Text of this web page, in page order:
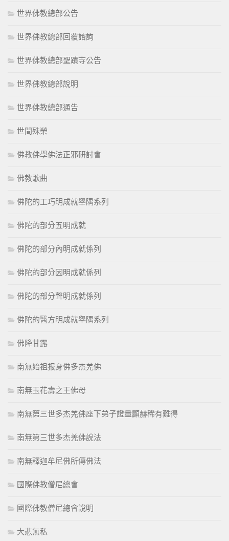
世界佛教總部公告
世界佛教總部回覆諮詢
世界佛教總部聖蹟寺公告
世界佛教總部說明
世界佛教總部通告
世間殊榮
佛教佛學佛法正邪研討會
佛教歌曲
佛陀的工巧明成就舉隅系列
佛陀的部分五明成就
佛陀的部分內明成就係列
佛陀的部分因明成就係列
佛陀的部分聲明成就係列
佛陀的醫方明成就舉隅系列
佛降甘露
南無始祖报身佛多杰羌佛
南無玉花壽之王佛母
南無第三世多杰羌佛座下弟子證量顯赫稀有難得
南無第三世多杰羌佛說法
南無釋迦牟尼佛所傳佛法
國際佛教僧尼總會
國際佛教僧尼總會說明
大悲無私